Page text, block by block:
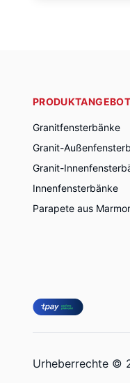
PRODUKTANGEBOT
Granitfensterbänke
Granit-
Granit-
Innenfensterbänke
Parapete aus Marmor
Urheberrechte ©